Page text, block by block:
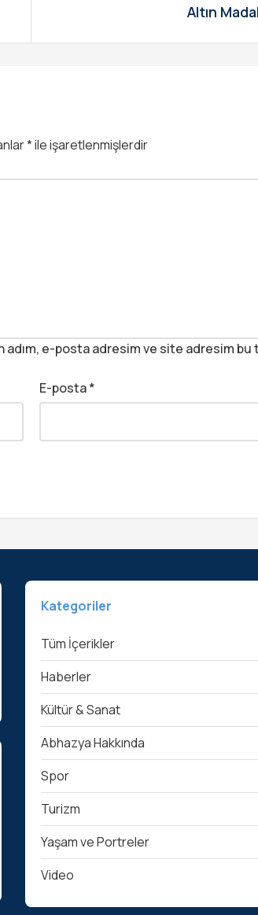
Altın
*ile işaretlenmişlerdir
adım, e-posta adresim ve site adresim bu
E-posta*
Kategoriler
Tüm İçerikler
Haberler
Kültür & Sanat
Abhazya Hakkında
Spor
Turizm
Yaşam ve Portreler
Video